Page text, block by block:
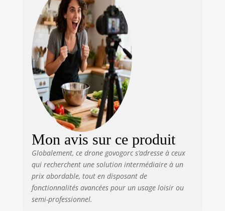
Mon avis sur ce produit
Globalement, ce drone govogorc s’adresse à ceux
qui recherchent une solution intermédiaire à un
prix abordable, tout en disposant de
fonctionnalités avancées pour un usage loisir ou
semi-professionnel.